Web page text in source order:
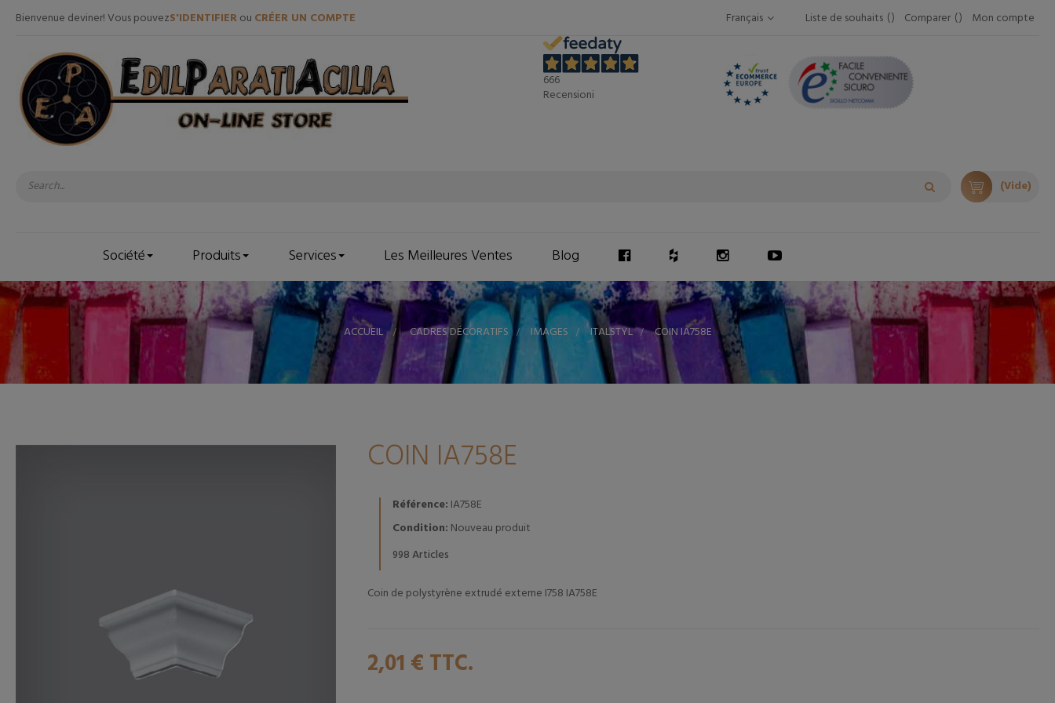
Bienvenue deviner! Vous pouvezS'IDENTIFIERou CRÉER UN COMPTE Liste de souhaits Comparer Mon compte
Français
666
Recensioni
(Vide)
Société Produits Services Les Meilleures Ventes Blog
ACCUEIL > CADRES DÉCORATIFS > IMAGES > ITALSTYL > COIN IA758E
COIN IA758E
Référence: IA758E
Condition: Nouveau produit
998Articles
Coin de polystyrène extrudé externe I758 IA758E
2,01 € TTC.